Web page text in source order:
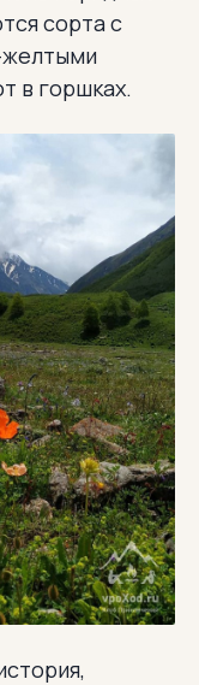
сорта с
в горшках.